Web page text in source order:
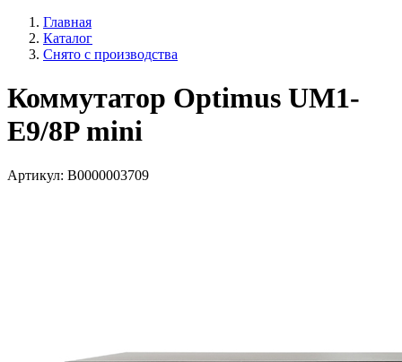
Главная
Каталог
Снято с производства
Коммутатор Optimus UM1-
E9/8P mini
Артикул: В0000003709